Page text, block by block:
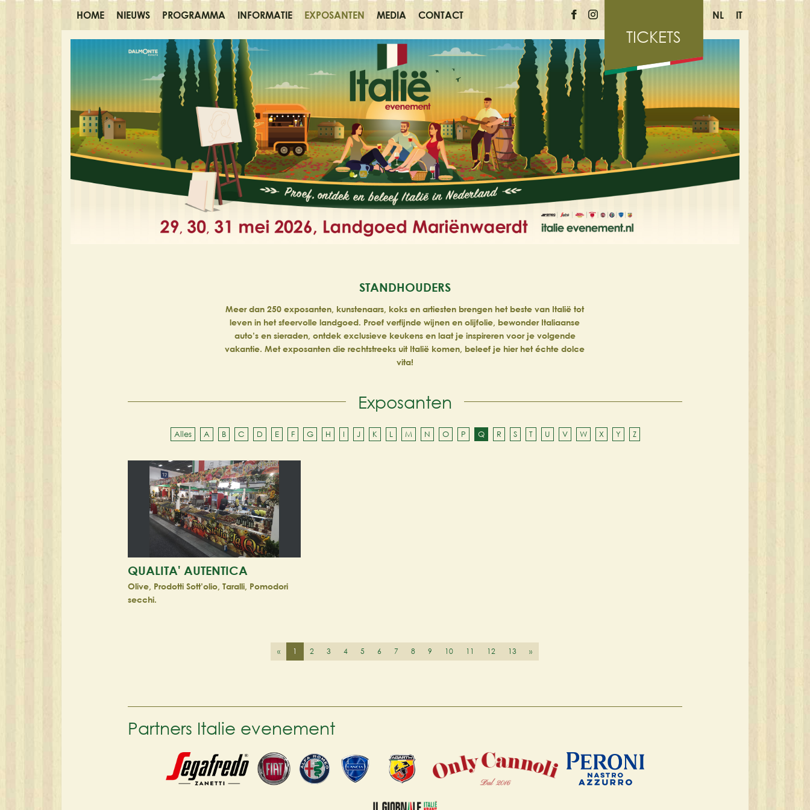
HOME NIEUWS PROGRAMMA INFORMATIE EXPOSANTEN MEDIA CONTACT NL IT
TICKETS
STANDHOUDERS
Meer dan 250 exposanten, kunstenaars, koks en artiesten brengen het beste van Italië tot
leven in het sfeervolle landgoed. Proef verfijnde wijnen en olijfolie, bewonder Italiaanse
auto’s en sieraden, ontdek exclusieve keukens en laat je inspireren voor je volgende
vakantie. Met exposanten die rechtstreeks uit Italië komen, beleef je hier het échte dolce
vita!
Exposanten
Alles A B C D E F G H I J K L M N O P Q R S T U V W X Y Z
QUALITA' AUTENTICA
Olive, Prodotti Sott’olio, Taralli, Pomodori
secchi.
« 1 2 3 4 5 6 7 8 9 10 11 12 13 »
Partners Italie evenement